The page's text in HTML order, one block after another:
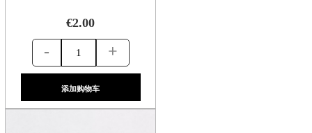
€2.00
- +
添加购物车